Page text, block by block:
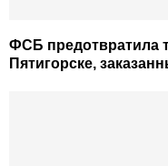
ФСБ предотвратила
Пятигорске,